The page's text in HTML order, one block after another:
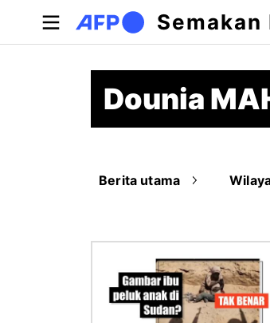
Langkau ke kandungan utama
Semakan
Dounia
Berita utama